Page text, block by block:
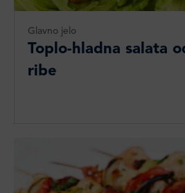
Glavno jelo
Toplo-hladna salata
ribe